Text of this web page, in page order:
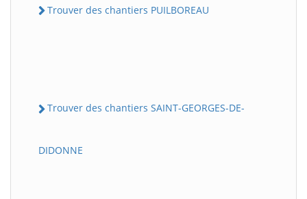
Trouver des chantiers PUILBOREAU
Trouver des chantiers SAINT-GEORGES-DE-
DIDONNE